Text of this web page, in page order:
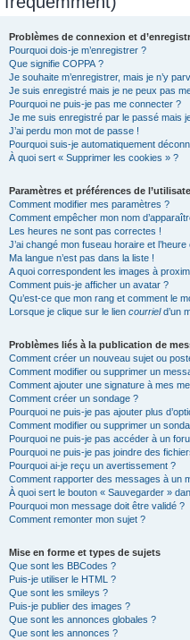
Problèmes de connexion et
Pourquoi dois-je m’enregistrer ?
Que signifie COPPA ?
Je souhaite m’enregistrer, mais je n’y
Je suis enregistré mais je ne peux pas
Pourquoi ne puis-je pas me connecter ?
Je me suis enregistré par le passé mais
J’ai perdu mon mot de passe !
Pourquoi suis-je automatiquement
À quoi sert « Supprimer les cookies » ?
Paramètres et préférences de
Comment modifier mes paramètres ?
Comment empêcher mon nom
Les heures ne sont pas correctes !
J’ai changé mon fuseau horaire et
Ma langue n’est pas dans la liste !
A quoi correspondent les images à
Comment puis-je afficher un avatar ?
Qu’est-ce que mon rang et comment le
Lorsque je clique sur le lien courrield’un
Problèmes liés à la publication de
Comment créer un nouveau sujet ou
Comment modifier ou supprimer un
Comment ajouter une signature à mes
Comment créer un sondage ?
Pourquoi ne puis-je pas ajouter plus
Comment modifier ou supprimer un
Pourquoi ne puis-je pas accéder à un
Pourquoi ne puis-je pas joindre des
Pourquoi ai-je reçu un avertissement ?
Comment rapporter des messages à un
À quoi sert le bouton « Sauvegarder »
Pourquoi mon message doit être validé ?
Comment remonter mon sujet ?
Mise en forme et types de sujets
Que sont les BBCodes ?
Puis-je utiliser le HTML ?
Que sont les smileys ?
Puis-je publier des images ?
Que sont les annonces globales ?
Que sont les annonces ?